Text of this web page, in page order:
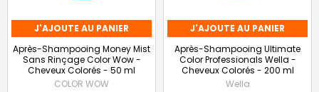
J'AJOUTE AU PANIER
Après-Shampooing Money Mist
Sans Rinçage Color Wow -
Cheveux Colorés - 50 ml
COLOR WOW
J'AJOUTE AU PANIER
Après-Shampooing Ultimate
Color Professionals Wella -
Cheveux Colorés - 200 ml
Wella